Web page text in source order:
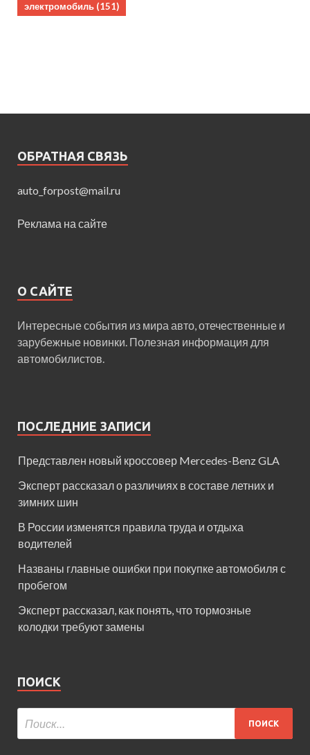
электромобиль (151)
ОБРАТНАЯ СВЯЗЬ
auto_forpost@mail.ru
Реклама на сайте
О САЙТЕ
Интересные события из мира авто, отечественные и
зарубежные новинки. Полезная информация для
автомобилистов.
ПОСЛЕДНИЕ ЗАПИСИ
Представлен новый кроссовер Mercedes-Benz GLA
Эксперт рассказал о различиях в составе летних и
зимних шин
В России изменятся правила труда и отдыха
водителей
Названы главные ошибки при покупке автомобиля с
пробегом
Эксперт рассказал, как понять, что тормозные
колодки требуют замены
ПОИСК